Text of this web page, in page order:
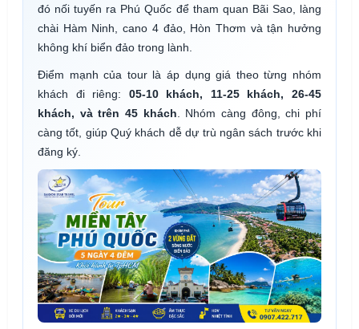
đó nối tuyến ra Phú Quốc để tham quan Bãi Sao, làng
chài Hàm Ninh, cano 4 đảo, Hòn Thơm và tận hưởng
không khí biển đảo trong lành.
Điểm mạnh của tour là áp dụng giá theo từng nhóm
khách đi riêng: 05-10 khách, 11-25 khách, 26-45
khách, và trên 45 khách . Nhóm càng đông, chi phí
càng tốt, giúp Quý khách dễ dự trù ngân sách trước khi
đăng ký.